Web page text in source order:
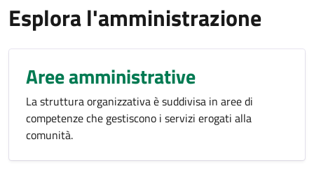
Esplora l'amministrazione
Aree amministrative
La struttura organizzativa è suddivisa in aree di
competenze che gestiscono i servizi erogati alla
comunità.